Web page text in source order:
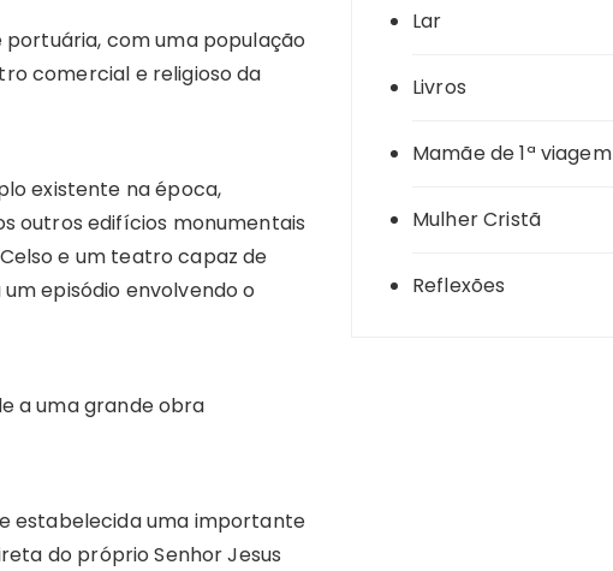
portuária, com uma população
comercial e religioso da
existente na época,
outros edifícios monumentais
e um teatro capaz de
episódio envolvendo o
a uma grande obra
estabelecida uma importante
do próprio Senhor Jesus
Lar
Livros
Mamãe de 1ª viagem
Mulher Cristã
Reflexões